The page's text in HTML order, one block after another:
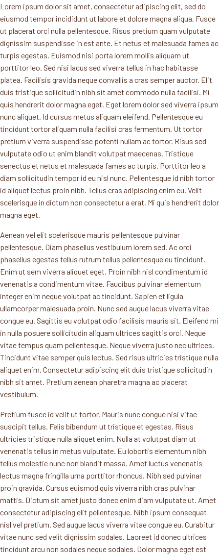
Lorem ipsum dolor sit amet, consectetur adipiscing elit, sed do
eiusmod tempor incididunt ut labore et dolore magna aliqua. Fusce
ut placerat orci nulla pellentesque. Risus pretium quam vulputate
dignissim suspendisse in est ante. Et netus et malesuada fames ac
turpis egestas. Euismod nisi porta lorem mollis aliquam ut
porttitor leo. Sed nisi lacus sed viverra tellus in hac habitasse
platea. Facilisis gravida neque convallis a cras semper auctor. Elit
duis tristique sollicitudin nibh sit amet commodo nulla facilisi. Mi
quis hendrerit dolor magna eget. Eget lorem dolor sed viverra ipsum
nunc aliquet. Id cursus metus aliquam eleifend. Pellentesque eu
tincidunt tortor aliquam nulla facilisi cras fermentum. Ut tortor
pretium viverra suspendisse potenti nullam ac tortor. Risus sed
vulputate odio ut enim blandit volutpat maecenas. Tristique
senectus et netus et malesuada fames ac turpis. Porttitor leo a
diam sollicitudin tempor id eu nisl nunc. Pellentesque id nibh tortor
id aliquet lectus proin nibh. Tellus cras adipiscing enim eu. Velit
scelerisque in dictum non consectetur a erat. Mi quis hendrerit dolor
magna eget.
Aenean vel elit scelerisque mauris pellentesque pulvinar
pellentesque. Diam phasellus vestibulum lorem sed. Ac orci
phasellus egestas tellus rutrum tellus pellentesque eu tincidunt.
Enim ut sem viverra aliquet eget. Proin nibh nisl condimentum id
venenatis a condimentum vitae. Faucibus pulvinar elementum
integer enim neque volutpat ac tincidunt. Sapien et ligula
ullamcorper malesuada proin. Nunc sed augue lacus viverra vitae
congue eu. Sagittis eu volutpat odio facilisis mauris sit. Eleifend mi
in nulla posuere sollicitudin aliquam ultrices sagittis orci. Neque
vitae tempus quam pellentesque. Neque viverra justo nec ultrices.
Tincidunt vitae semper quis lectus. Sed risus ultricies tristique nulla
aliquet enim. Consectetur adipiscing elit duis tristique sollicitudin
nibh sit amet. Pretium aenean pharetra magna ac placerat
vestibulum.
Pretium fusce id velit ut tortor. Mauris nunc congue nisi vitae
suscipit tellus. Felis bibendum ut tristique et egestas. Risus
ultricies tristique nulla aliquet enim. Nulla at volutpat diam ut
venenatis tellus in metus vulputate. Eu lobortis elementum nibh
tellus molestie nunc non blandit massa. Amet luctus venenatis
lectus magna fringilla urna porttitor rhoncus. Nibh sed pulvinar
proin gravida. Cursus euismod quis viverra nibh cras pulvinar
mattis. Dictum sit amet justo donec enim diam vulputate ut. Amet
consectetur adipiscing elit pellentesque. Nibh ipsum consequat
nisl vel pretium. Sed augue lacus viverra vitae congue eu. Curabitur
vitae nunc sed velit dignissim sodales. Laoreet id donec ultrices
tincidunt arcu non sodales neque sodales. Dolor magna eget est